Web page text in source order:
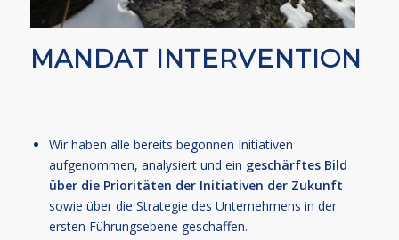
MANDAT INTERVENTION
Wir haben alle bereits begonnen Initiativen
aufgenommen, analysiert und ein geschärftes Bild
über die Prioritäten der Initiativen der Zukunft
sowie über die Strategie des Unternehmens in der
ersten Führungsebene geschaffen.